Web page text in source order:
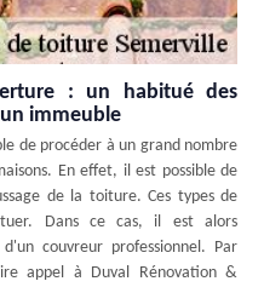
: un habitué des
immeuble
de procéder à un grand nombre
En effet, il est possible de
de la toiture. Ces types de
Dans ce cas, il est alors
couvreur professionnel. Par
appel à Duval Rénovation &